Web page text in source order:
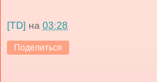
[TD] на 03:28
Поделиться